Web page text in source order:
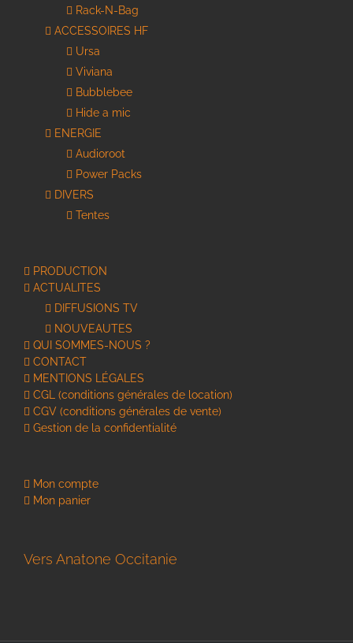
Rack-N-Bag
ACCESSOIRES HF
Ursa
Viviana
Bubblebee
Hide a mic
ENERGIE
Audioroot
Power Packs
DIVERS
Tentes
PRODUCTION
ACTUALITES
DIFFUSIONS TV
NOUVEAUTES
QUI SOMMES-NOUS ?
CONTACT
MENTIONS LÉGALES
CGL (conditions générales de location)
CGV (conditions générales de vente)
Gestion de la confidentialité
Mon compte
Mon panier
Vers Anatone Occitanie